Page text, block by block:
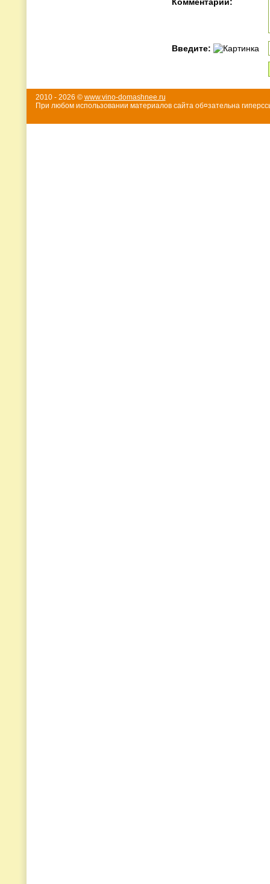
Комментарий:
Введите:
2010 - 2026 © www.vino-domashnee.ru
При любом использовании материалов сайта об¤зательна